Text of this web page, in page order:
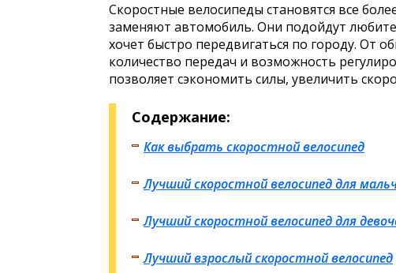
Скоростные велосипеды становятся все
заменяют автомобиль. Они подойдут
хочет быстро передвигаться по городу. От
количество передач и возможность
позволяет сэкономить силы, увеличить
Содержание:
Как выбрать скоростной велосипед
Лучший скоростной велосипед для
Лучший скоростной велосипед для
Лучший взрослый скоростной велосипед